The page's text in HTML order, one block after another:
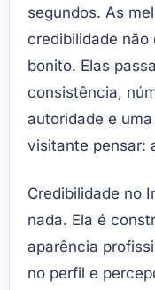
segundos. As
credibilidade não
bonito. Elas
consistência,
autoridade e
visitante pensar:
Credibilidade no
nada. Ela é
aparência
no perfil e